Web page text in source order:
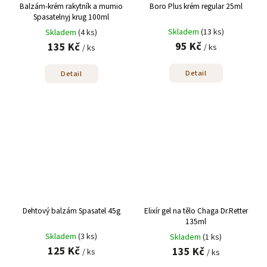
Balzám-krém rakytník a mumio
Spasatelnyj krug 100ml
Skladem (4 ks)
135 Kč / ks
Detail
Boro Plus krém regular 25ml
Skladem (13 ks)
95 Kč / ks
Detail
Dehtový balzám Spasatel 45g
Skladem (3 ks)
125 Kč / ks
Elixír gel na tělo Chaga Dr.Retter
135ml
Skladem (1 ks)
135 Kč / ks